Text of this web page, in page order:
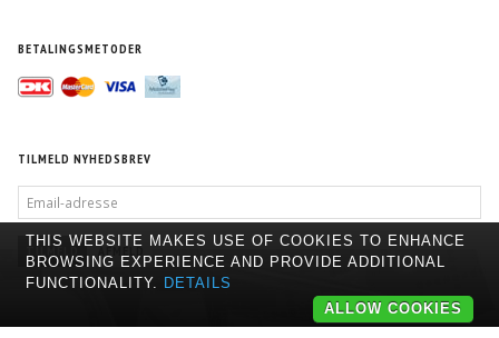
BETALINGSMETODER
TILMELD NYHEDSBREV
ADRESSE
TILMELD AFMELD
THIS WEBSITE MAKES USE OF COOKIES TO ENHANCE
BROWSING EXPERIENCE AND PROVIDE ADDITIONAL
FUNCTIONALITY. DETAILS
ALLOW COOKIES